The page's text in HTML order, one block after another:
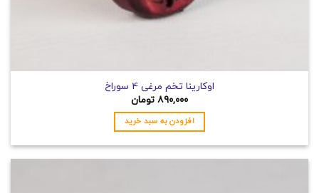
اوکارینا تخم مرغی 4 سوراخ
۸۹۰,۰۰۰ تومان
افزودن به سبد خرید